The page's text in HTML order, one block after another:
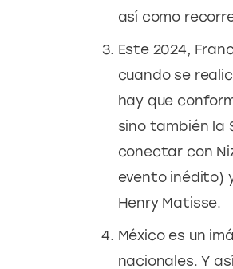
así como
Este 2024,
cuando se
hay que
sino también la
conectar con
evento inédito)
Henry Matisse.
México es un
nacionales. Y